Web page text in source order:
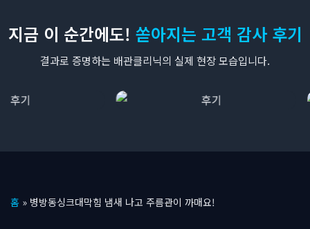
지금 이 순간에도! 쏟아지는 고객 감사 후기
결과로 증명하는 배관클리닉의 실제 현장 모습입니다.
텐
홈 » 병방동싱크대막힘 냄새 나고 주름관이 까매요!